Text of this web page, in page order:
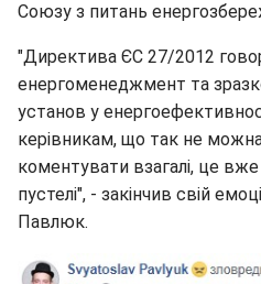
Союзу з питань
"Директива ЄС 27/2012
енергоменеджмент та
установ у
керівникам, що так не
коментувати взагалі, це
пустелі", - закінчив свій
Павлюк.